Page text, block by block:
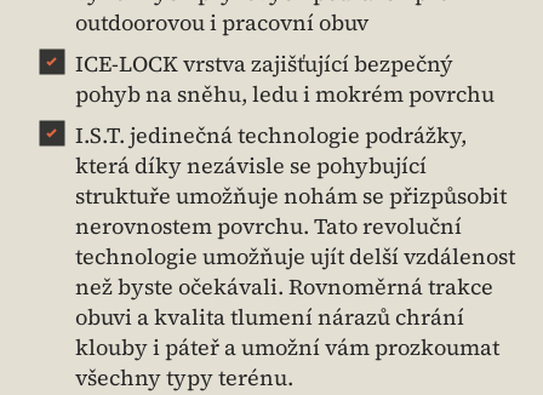
outdoorovou i pracovní obuv
ICE-LOCK vrstva zajišťující bezpečný
pohyb na sněhu, ledu i mokrém povrchu
I.S.T. jedinečná technologie podrážky,
která díky nezávisle se pohybující
struktuře umožňuje nohám se přizpůsobit
nerovnostem povrchu. Tato revoluční
technologie umožňuje ujít delší vzdálenost
než byste očekávali. Rovnoměrná trakce
obuvi a kvalita tlumení nárazů chrání
klouby i páteř a umožní vám prozkoumat
všechny typy terénu.